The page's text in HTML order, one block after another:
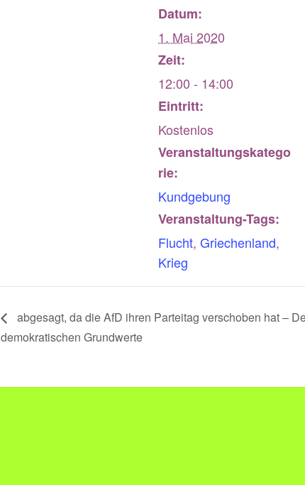
Datum:
1. Mai 2020
Zeit:
12:00 - 14:00
Eintritt:
Kostenlos
Veranstaltungskatego
rie:
Kundgebung
Veranstaltung-Tags:
Flucht, Griechenland,
Krieg
abgesagt, da die AfD ihren Parteitag verschoben hat –
demokratischen Grundwerte